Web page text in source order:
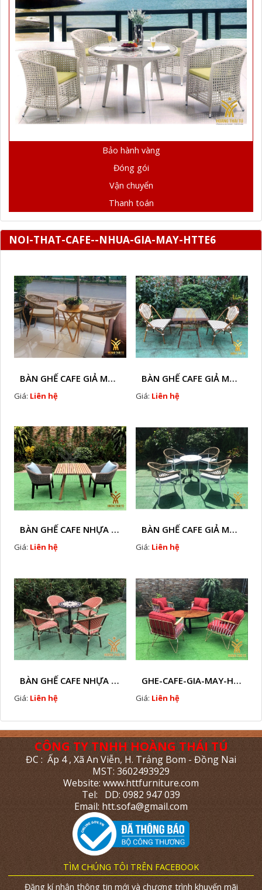
Bảo hành vàng
Đóng gói
Vận chuyển
Thanh toán
NOI-THAT-CAFE--NHUA-GIA-MAY-HTTE6
BÀN GHẾ CAFE GIẢ MÂY HTT - L128A
Giá: Liên hệ
BÀN GHẾ CAFE GIẢ MÂY HTT - LS132
Giá: Liên hệ
BÀN GHẾ CAFE NHỰA GIÃ MÂY HTT - L32
Giá: Liên hệ
BÀN GHẾ CAFE GIẢ MÂY HTT - L128
Giá: Liên hệ
BÀN GHẾ CAFE NHỰA GIẢ MÂY HTT - L112
Giá: Liên hệ
GHE-CAFE-GIA-MAY-HTT - L110
Giá: Liên hệ
CÔNG TY TNHH HOÀNG THÁI TÚ
ĐC : Ấp 4 , Xã An Viễn, H. Trảng Bom - Đồng Nai
MST: 3602493929
Website: www.httfurniture.com
Tel: DD: 0982 947 039
Email: htt.sofa@gmail.com
TÌM CHÚNG TÔI TRÊN FACEBOOK
Đăng kí nhận thông tin mới và chương trình khuyến mãi